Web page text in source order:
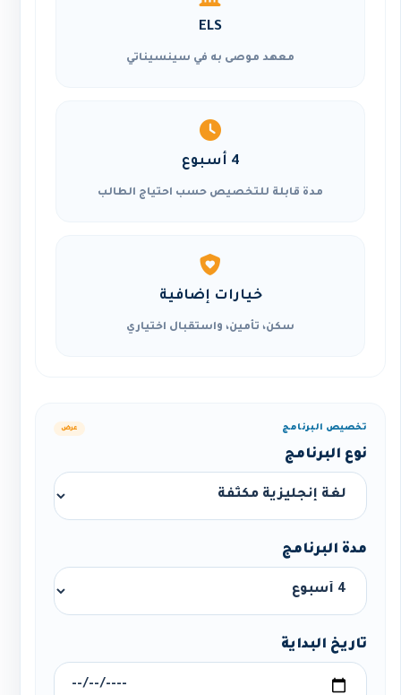
ELS
معهد موصى به في سينسيناتي
4 أسبوع
مدة قابلة للتخصيص حسب احتياج الطالب
خيارات إضافية
سكن، تأمين، واستقبال اختياري
تخصيص البرنامج عرض
نوع البرنامج
مدة البرنامج
تاريخ البداية